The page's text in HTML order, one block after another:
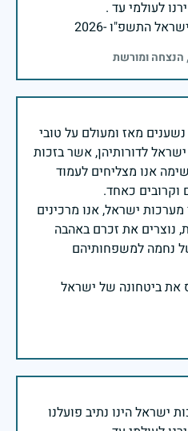
התשפ"ו -2026
ומורשת
מאז ומעולם על טובי
לדורותיהן, אשר בזכות
אנו מצליחים לעמוד
ישראל, אנו מרכינים
נוצרים את זכרם באהבה
נחמה למשפחותיהם
את ביטחונה של ישראל
ישראל הינו נתיב פועלנו